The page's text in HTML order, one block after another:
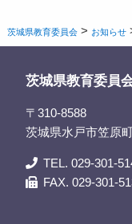
茨城県教育委員会 > お知らせ
茨城県教育委員
〒310-8588
茨城県水戸市笠原
TEL. 029-301-
FAX. 029-301-